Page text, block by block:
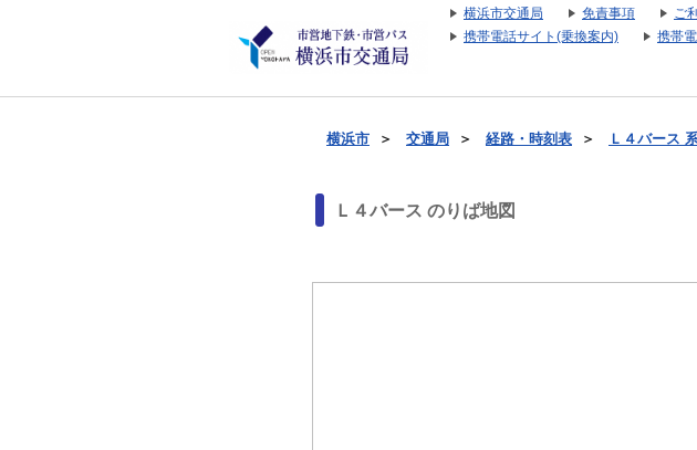
横浜市交通局 免責事項 ご
携帯電話サイト(乗換案内)
携帯
横浜市 ＞ 交通局 ＞ 経路・時刻表 ＞ Ｌ４バース
Ｌ４バース のりば地図